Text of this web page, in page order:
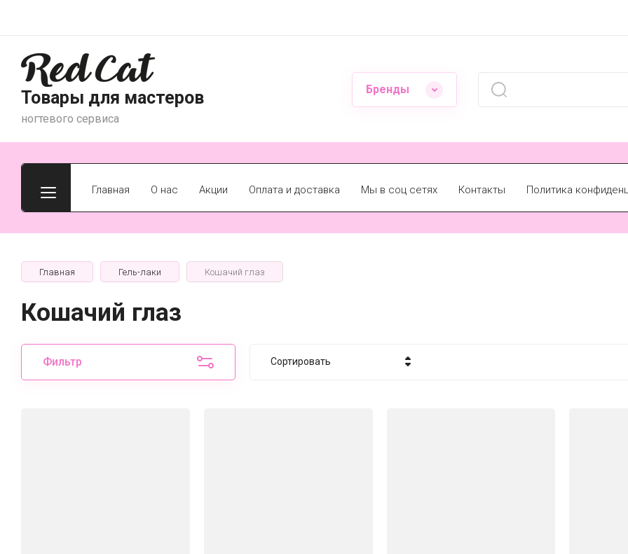
Товары для мастеров
ногтевого сервиса
Бренды
Главная О нас Акции Оплата и доставка Мы в соц сетях Контакты Политика
Главная Гель-лаки Кошачий глаз
Кошачий глаз
Фильтр Сортировать